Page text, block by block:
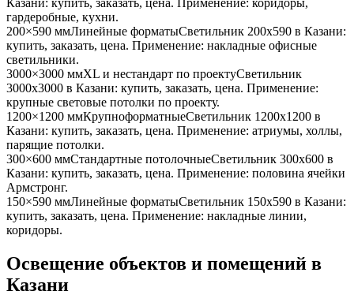
Казани: купить, заказать, цена. Применение: коридоры,
гардеробные, кухни.
200×590 ммЛинейные форматыСветильник 200x590 в Казани:
купить, заказать, цена. Применение: накладные офисные
светильники.
3000×3000 ммXL и нестандарт по проектуСветильник
3000x3000 в Казани: купить, заказать, цена. Применение:
крупные световые потолки по проекту.
1200×1200 ммКрупноформатныеСветильник 1200x1200 в
Казани: купить, заказать, цена. Применение: атриумы, холлы,
парящие потолки.
300×600 ммСтандартные потолочныеСветильник 300x600 в
Казани: купить, заказать, цена. Применение: половина ячейки
Армстронг.
150×590 ммЛинейные форматыСветильник 150x590 в Казани:
купить, заказать, цена. Применение: накладные линии,
коридоры.
Освещение объектов и помещений в
Казани